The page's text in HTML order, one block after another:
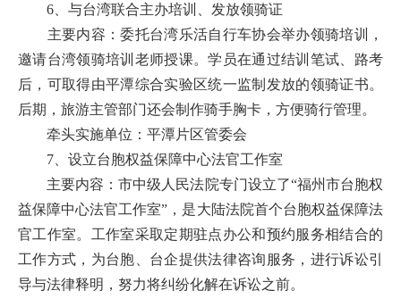
6、与台湾联合主办培训、发放领骑证
主要内容：委托台湾乐活自行车协会举办领骑培训，
邀请台湾领骑培训老师授课。学员在通过结训笔试、路考
后，可取得由平潭综合实验区统一监制发放的领骑证书。
后期，旅游主管部门还会制作骑手胸卡，方便骑行管理。
牵头实施单位：平潭片区管委会
7、设立台胞权益保障中心法官工作室
主要内容：市中级人民法院专门设立了“福州市台胞权
益保障中心法官工作室”，是大陆法院首个台胞权益保障法
官工作室。工作室采取定期驻点办公和预约服务相结合的
工作方式，为台胞、台企提供法律咨询服务，进行诉讼引
导与法律释明，努力将纠纷化解在诉讼之前。